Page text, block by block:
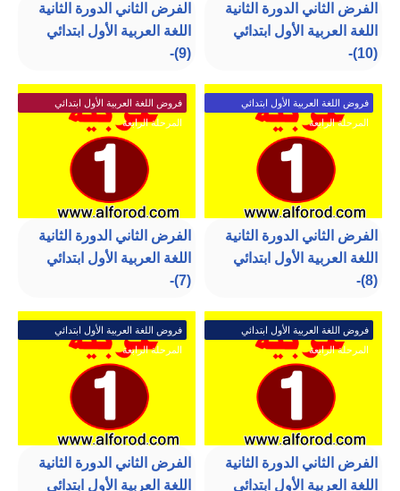
الفرض الثاني الدورة الثانية
اللغة العربية الأول ابتدائي
(10)-
الفرض الثاني الدورة الثانية
اللغة العربية الأول ابتدائي
(9)-
فروض اللغة العربية الأول ابتدائي
المرحلة الرابعة
الفرض الثاني الدورة الثانية
اللغة العربية الأول ابتدائي
(8)-
فروض اللغة العربية الأول ابتدائي
المرحلة الرابعة
الفرض الثاني الدورة الثانية
اللغة العربية الأول ابتدائي
(7)-
فروض اللغة العربية الأول ابتدائي
المرحلة الرابعة
الفرض الثاني الدورة الثانية
اللغة العربية الأول ابتدائي
فروض اللغة العربية الأول ابتدائي
المرحلة الرابعة
الفرض الثاني الدورة الثانية
اللغة العربية الأول ابتدائي